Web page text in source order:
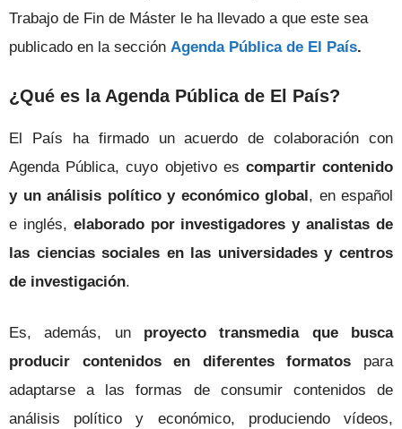
Trabajo de Fin de Máster le ha llevado a que este sea
publicado en la sección Agenda Pública de El País.
¿Qué es la Agenda Pública de El País?
El País ha firmado un acuerdo de colaboración con
Agenda Pública, cuyo objetivo es compartir contenido
y un análisis político y económico global, en español
e inglés, elaborado por investigadores y analistas de
las ciencias sociales en las universidades y centros
de investigación.
Es, además, un proyecto transmedia que busca
producir contenidos en diferentes formatos para
adaptarse a las formas de consumir contenidos de
análisis político y económico, produciendo vídeos,